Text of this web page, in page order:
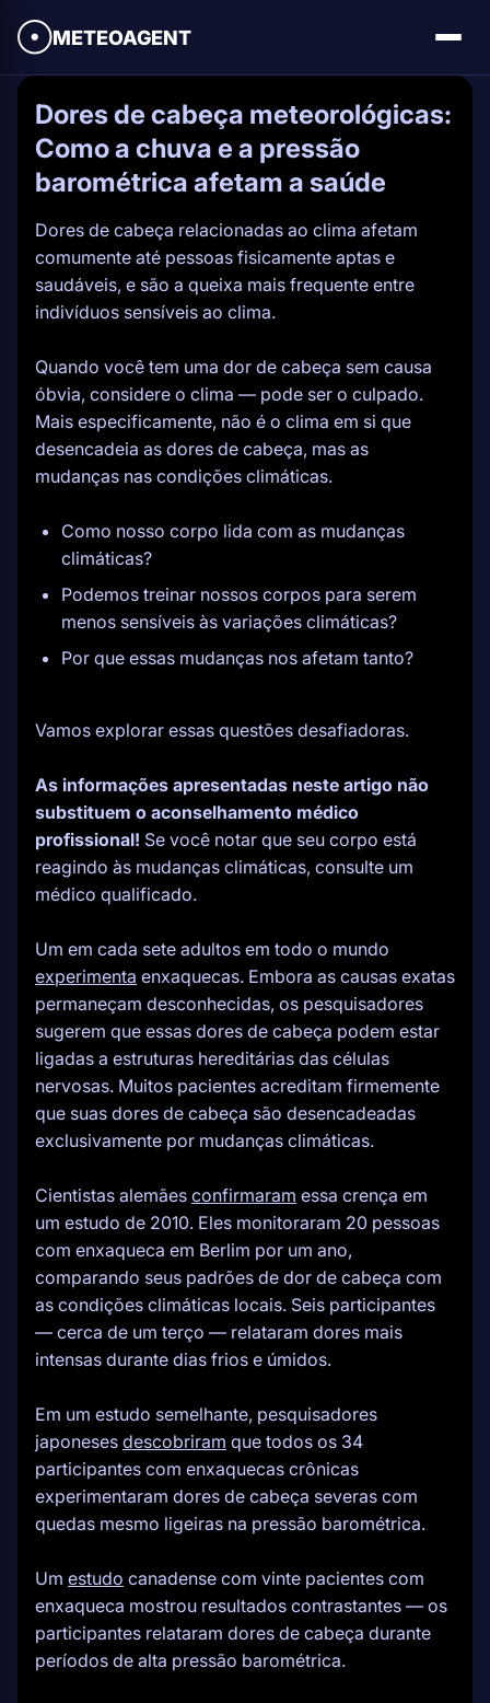
METEOAGENT
Dores de cabeça meteorológicas:
Como a chuva e a pressão
barométrica afetam a saúde
Dores de cabeça relacionadas ao clima afetam
comumente até pessoas fisicamente aptas e
saudáveis, e são a queixa mais frequente entre
indivíduos sensíveis ao clima.
Quando você tem uma dor de cabeça sem causa
óbvia, considere o clima — pode ser o culpado.
Mais especificamente, não é o clima em si que
desencadeia as dores de cabeça, mas as
mudanças nas condições climáticas.
Como nosso corpo lida com as mudanças
climáticas?
Podemos treinar nossos corpos para serem
menos sensíveis às variações climáticas?
Por que essas mudanças nos afetam tanto?
Vamos explorar essas questões desafiadoras.
As informações apresentadas neste artigo não
substituem o aconselhamento médico
profissional! Se você notar que seu corpo está
reagindo às mudanças climáticas, consulte um
médico qualificado.
Um em cada sete adultos em todo o mundo
experimenta enxaquecas. Embora as causas exatas
permaneçam desconhecidas, os pesquisadores
sugerem que essas dores de cabeça podem estar
ligadas a estruturas hereditárias das células
nervosas. Muitos pacientes acreditam firmemente
que suas dores de cabeça são desencadeadas
exclusivamente por mudanças climáticas.
Cientistas alemães confirmaram essa crença em
um estudo de 2010. Eles monitoraram 20 pessoas
com enxaqueca em Berlim por um ano,
comparando seus padrões de dor de cabeça com
as condições climáticas locais. Seis participantes
— cerca de um terço — relataram dores mais
intensas durante dias frios e úmidos.
Em um estudo semelhante, pesquisadores
japoneses descobriram que todos os 34
participantes com enxaquecas crônicas
experimentaram dores de cabeça severas com
quedas mesmo ligeiras na pressão barométrica.
Um estudo canadense com vinte pacientes com
enxaqueca mostrou resultados contrastantes — os
participantes relataram dores de cabeça durante
períodos de alta pressão barométrica.